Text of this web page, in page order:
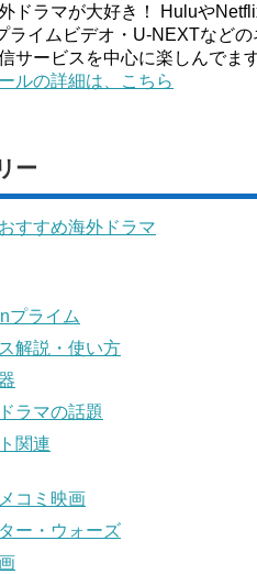
ドラマが大好き！ Huluや
ライムビデオ・U-NEXTなどの
サービスを中心に楽しんでます
ルの詳細は、こちら
ー
すすめ海外ドラマ
プライム
解説・使い方
ラマの話題
関連
コミ映画
ー・ウォーズ